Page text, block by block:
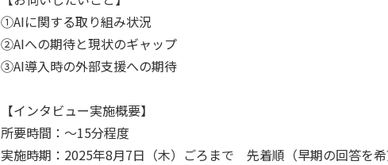
①AIに関する取り組み状況
②AIへの期待と現状のギャップ
③AI導入時の外部支援への期待
【インタビュー実施概要】
所要時間：～15分程度
実施時期：2025年8月7日（木）ごろまで 先着順（早期の回答を希